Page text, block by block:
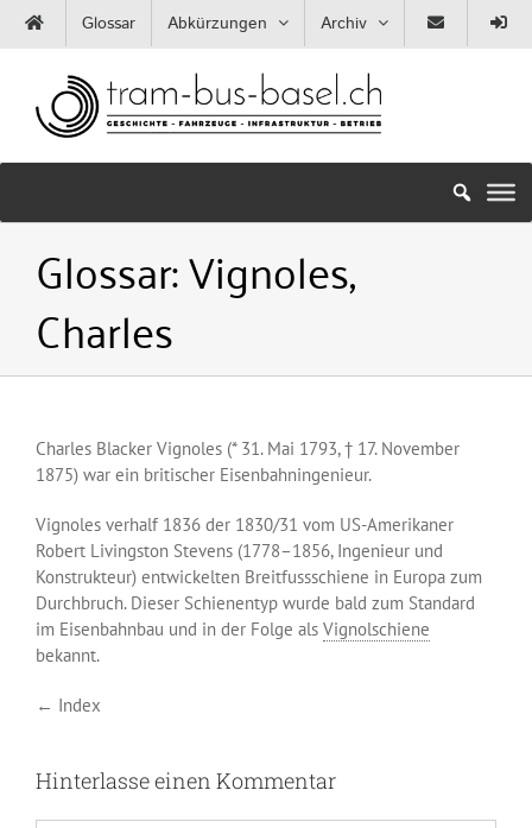
Zum
Inhalt
Glossar Abkürzungen Archiv
Glossar:Vignoles,
Charles
Charles Blacker Vignoles (* 31. Mai 1793, † 17. November
1875) war ein britischer Eisenbahningenieur.
Vignoles verhalf 1836 der 1830/31 vom US-Amerikaner
Robert Livingston Stevens (1778–1856, Ingenieur und
Konstrukteur) entwickelten Breitfussschiene in Europa zum
Durchbruch. Dieser Schienentyp wurde bald zum Standard
im Eisenbahnbau und in der Folge als Vignolschiene
bekannt.
← Index
Hinterlasse einen Kommentar